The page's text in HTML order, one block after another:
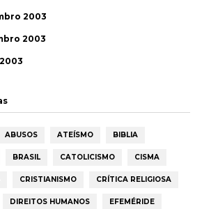
2003
2003
ABUSOS ATEÍSMO BIBLIA
BRASIL CATOLICISMO CISMA
CRISTIANISMO CRÍTICA RELIGIOSA
DIREITOS HUMANOS EFEMÉRIDE